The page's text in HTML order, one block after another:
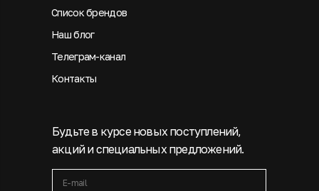
Будьте в курсе новых поступлений,
акций и специальных предложений.
Список брендов
Наш блог
Телеграм-канал
Контакты